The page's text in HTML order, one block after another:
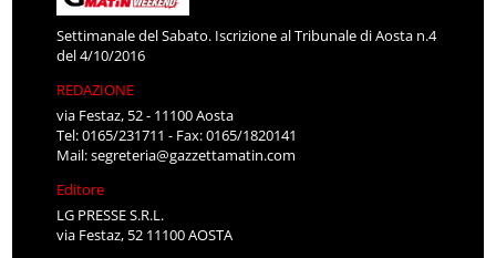
Settimanale del Sabato. Iscrizione al Tribunale di Aosta n.4
del 4/10/2016
REDAZIONE
via Festaz, 52 - 11100 Aosta
Tel: 0165/231711 - Fax: 0165/1820141
Mail:segreteria@gazzettamatin.com
Editore
LG PRESSE S.R.L.
via Festaz, 52 11100 AOSTA